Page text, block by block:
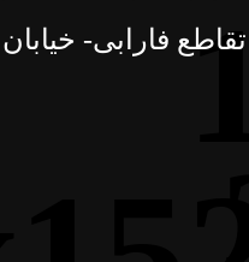
تقاطع فارابی-